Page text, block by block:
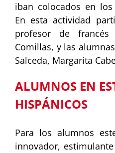
iban colocados en
En esta actividad
profesor de francés
Comillas, y las
Salceda, Margarita
ALUMNOS EN
HISPÁNICOS
Para los alumnos
innovador,